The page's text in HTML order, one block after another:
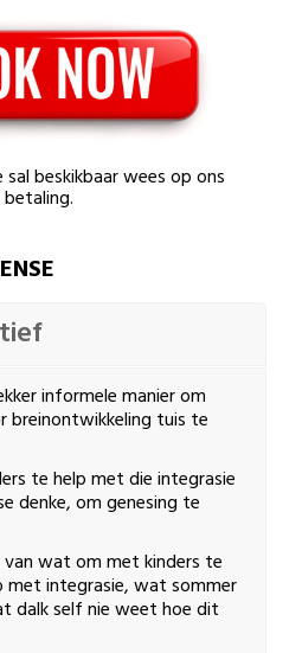
beskikbaar wees op ons
informele manier om
breinontwikkeling tuis te
te help met die integrasie
denke, om genesing te
wat om met kinders te
met integrasie, wat sommer
dalk self nie weet hoe dit